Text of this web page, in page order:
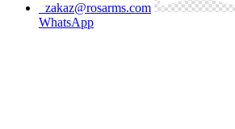
zakaz@rosarms.com
WhatsApp